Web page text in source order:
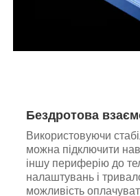
Бездротова
Використовуючи
можна підключити
іншу периферію до
налаштувань і
можливість